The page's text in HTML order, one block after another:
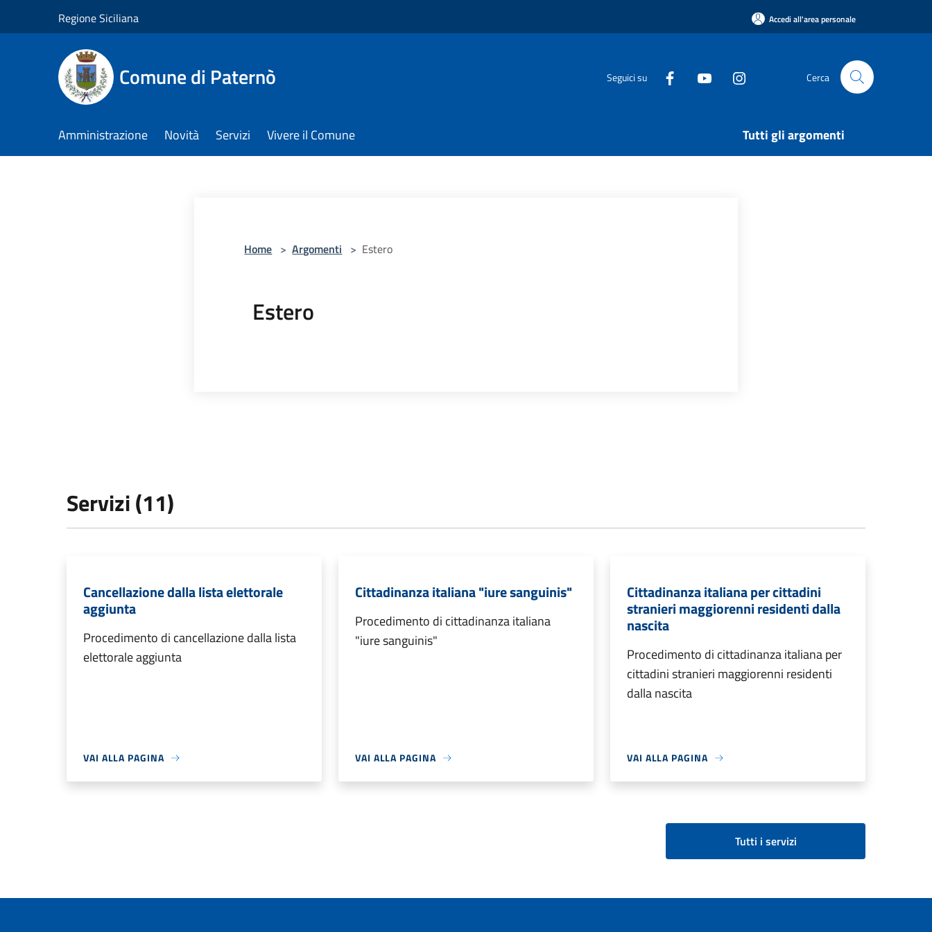
Regione Siciliana Accedi all'area personale
Comune di Paternò Seguici su Cerca
Amministrazione Novità Servizi Vivere il Comune Tutti gli argomenti
Home > Argomenti > Estero
Estero
Servizi (11)
Cancellazione dalla lista elettorale
aggiunta
Procedimento di cancellazione dalla lista
elettorale aggiunta
VAI ALLA PAGINA
Cittadinanza italiana "iure sanguinis"
Procedimento di cittadinanza italiana
"iure sanguinis"
VAI ALLA PAGINA
Cittadinanza italiana per cittadini
stranieri maggiorenni residenti dalla
nascita
Procedimento di cittadinanza italiana per
cittadini stranieri maggiorenni residenti
dalla nascita
VAI ALLA PAGINA
Tutti i servizi